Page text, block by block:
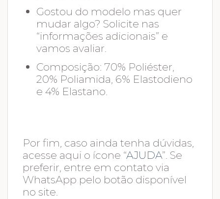
Gostou do modelo mas quer
mudar algo? Solicite nas
“informações adicionais” e
vamos avaliar.
Composição: 70% Poliéster,
20% Poliamida, 6% Elastodieno
e 4% Elastano.
Por fim, caso ainda tenha dúvidas,
acesse aqui o ícone “AJUDA”. Se
preferir, entre em contato via
WhatsApp pelo botão disponível
no site.